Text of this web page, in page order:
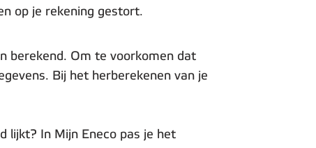
op je rekening gestort.
berekend. Om te voorkomen dat
Bij het herberekenen van je
lijkt? In Mijn Eneco pas je het